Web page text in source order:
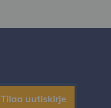
Tilaa uutiskirje